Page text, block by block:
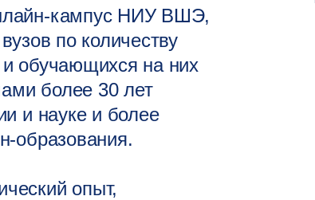
кампус НИУ ВШЭ,
по количеству
обучающихся на них
более 30 лет
и науке и более
образования.
опыт,